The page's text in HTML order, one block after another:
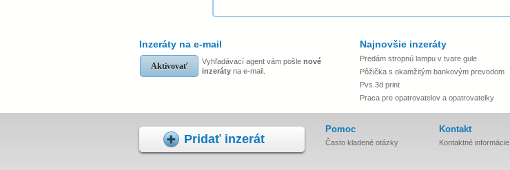
Inzeráty na e-mail
Aktivovať Vyhľadávací agent vám pošle nové
inzeráty na e-mail.
Najnovšie inzeráty
Predám stropnú lampu v tvare gule
Pôžička s okamžitým bankovým prevodom
Pvs.3d print
Praca pre opatrovatelov a opatrovatelky
Pridať inzerát
Pomoc
Často kladené otázky
Kontakt
Kontaktné informácie